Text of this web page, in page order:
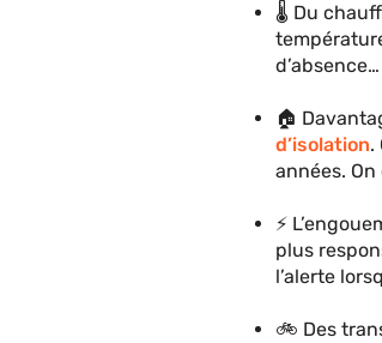
🌡 Du
d’absence…
🏠
d’isolation.
années.
⚡
plus
l’alerte
🚲 Des